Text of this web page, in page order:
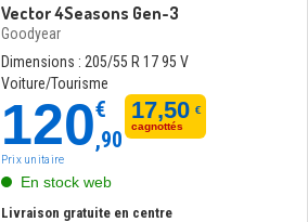
Vector 4Seasons Gen-3
Goodyear
Dimensions : 205/55 R 17 95 V
Voiture/Tourisme
120€
,90
17,50 €
cagnottés
Prix unitaire
En stock web
Livraison gratuite en centre